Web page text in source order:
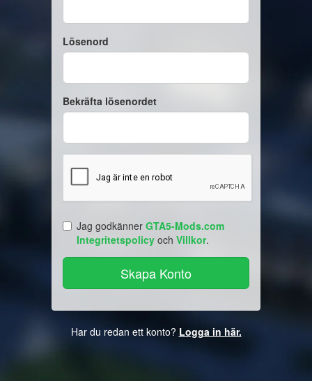
Lösenord
Bekräfta lösenordet
Jag godkänner GTA5-Mods.com
Integritetspolicy och Villkor.
Har du redan ett konto? Logga in här.